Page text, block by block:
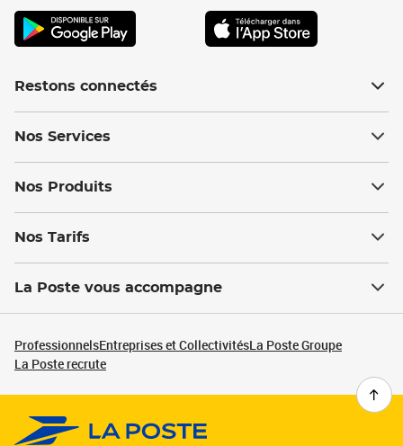
Restons connectés
Nos Services
Nos Produits
Nos Tarifs
La Poste vous accompagne
ProfessionnelsEntreprises et CollectivitésLa Poste Groupe
La Poste recrute